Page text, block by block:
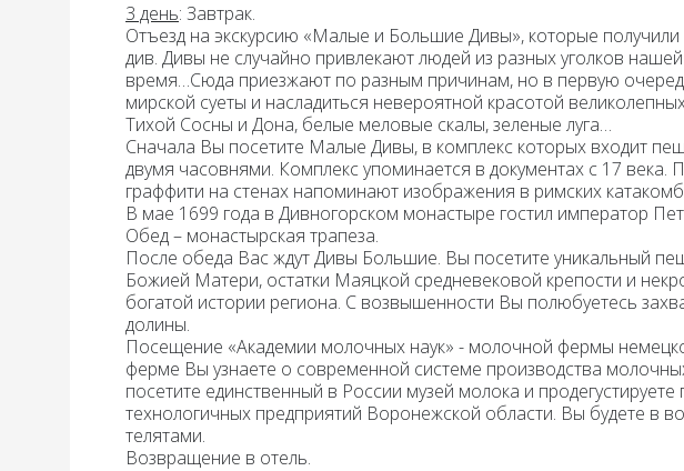
3 день: Завтрак.
Отъезд на экскурсию «Малые и Большие Дивы», которые
див. Дивы не случайно привлекают людей из разных уголков
время…Сюда приезжают по разным причинам, но в первую
мирской суеты и насладиться невероятной красотой
Тихой Сосны и Дона, белые меловые скалы, зеленые луга…
Сначала Вы посетите Малые Дивы, в комплекс которых входит
двумя часовнями. Комплекс упоминается в документах с 17
граффити на стенах напоминают изображения в римских
В мае 1699 года в Дивногорском монастыре гостил император
Обед– монастырская трапеза.
После обеда Вас ждут Дивы Большие. Вы посетите уникальный
Божией Матери, остатки Маяцкой средневековой крепости и
богатой истории региона. С возвышенности Вы полюбуетесь
долины.
Посещение «Академии молочных наук» - молочной фермы
ферме Вы узнаете о современной системе производства
посетите единственный в России музей молока и
технологичных предприятий Воронежской области. Вы будете в
телятами.
Возвращение в отель.